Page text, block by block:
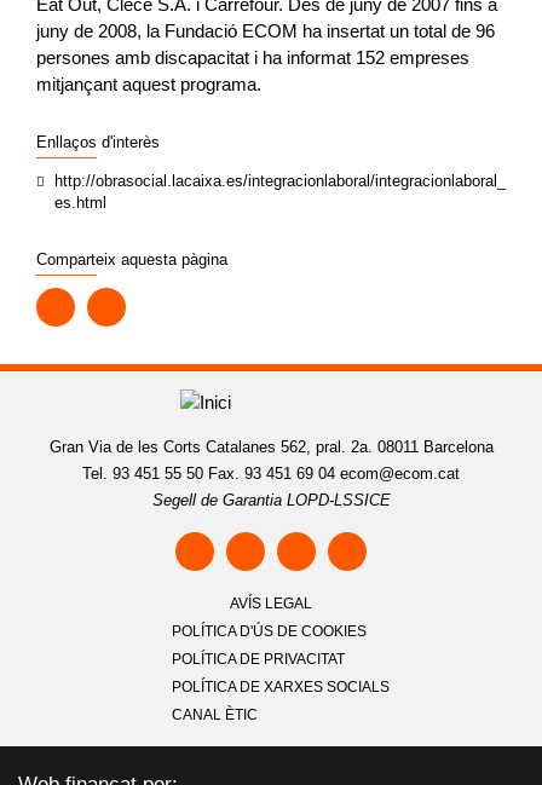
Eat Out, Clece S.A. i Carrefour. Des de juny de 2007 fins a
juny de 2008, la Fundació ECOM ha insertat un total de 96
persones amb discapacitat i ha informat 152 empreses
mitjançant aquest programa.
Enllaços d'interès
http://obrasocial.lacaixa.es/integracionlaboral/integracionlaboral_
es.html
Comparteix aquesta pàgina
Gran Via de les Corts Catalanes 562, pral. 2a. 08011 Barcelona
Tel. 93 451 55 50 Fax. 93 451 69 04 ecom@ecom.cat
Segell de Garantia LOPD-LSSICE
AVÍS LEGAL
POLÍTICA D'ÚS DE COOKIES
POLÍTICA DE PRIVACITAT
POLÍTICA DE XARXES SOCIALS
CANAL ÈTIC